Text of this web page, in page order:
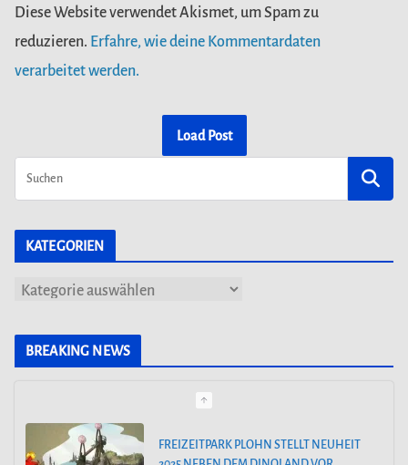
Diese Website verwendet Akismet, um Spam zu
reduzieren. Erfahre, wie deine Kommentardaten
verarbeitet werden.
Load Post
KATEGORIEN
BREAKING NEWS
HOLIDAY PARK GERMANY KÜNDIGT